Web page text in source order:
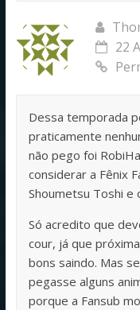
22
Dessa temporada
praticamente
não pego foi
considerar a Fênix
Shoumetsu Toshi e
Só acredito que
cour, já que
bons saindo. Mas
pegasse alguns
porque a Fansub